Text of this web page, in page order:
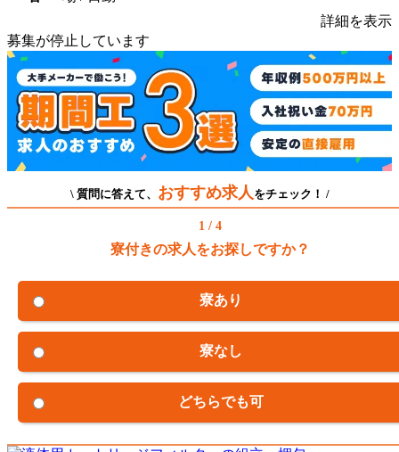
詳細を表示
募集が停止しています
\ 質問に答えて、 おすすめ求人 をチェック！ /
1 / 4
寮付きの求人をお探しですか？
寮あり
寮なし
どちらでも可